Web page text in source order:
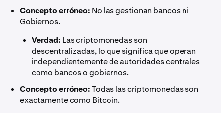
Concepto erróneo: No las gestionan bancos ni
Gobiernos.
Verdad: Las criptomonedas son
descentralizadas, lo que significa que operan
independientemente de autoridades centrales
como bancos o gobiernos.
Concepto erróneo:Todas las criptomonedas son
exactamente como Bitcoin.